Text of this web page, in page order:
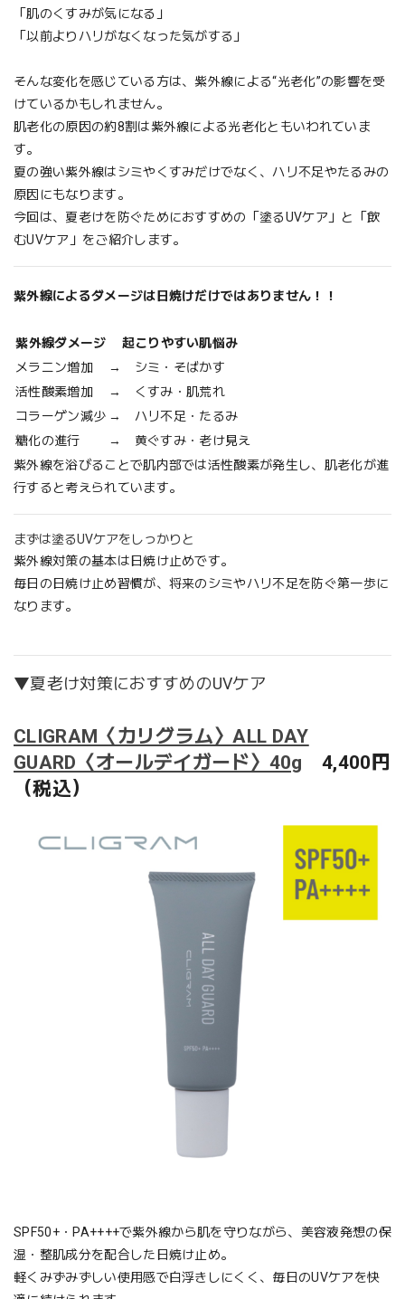
「肌のくすみが気になる」
「以前よりハリがなくなった気がする」
そんな変化を感じている方は、紫外線による“光老化”の影響を受
けているかもしれません。
肌老化の原因の約8割は紫外線による光老化ともいわれていま
す。
夏の強い紫外線はシミやくすみだけでなく、ハリ不足やたるみの
原因にもなります。
今回は、夏老けを防ぐためにおすすめの「塗るUVケア」と「飲
むUVケア」をご紹介します。
紫外線によるダメージは日焼けだけではありません！！
紫外線ダメージ
起こりやすい肌悩み
メラニン増加
→ シミ・そばかす
活性酸素増加
→ くすみ・肌荒れ
コラーゲン減少 → ハリ不足・たるみ
糖化の進行
→ 黄ぐすみ・老け見え
紫外線を浴びることで肌内部では活性酸素が発生し、肌老化が進
行すると考えられています。
まずは塗るUVケアをしっかりと
紫外線対策の基本は日焼け止めです。
毎日の日焼け止め習慣が、将来のシミやハリ不足を防ぐ第一歩に
なります。
▼夏老け対策におすすめのUVケア
CLIGRAM〈カリグラム〉ALL DAY
GUARD〈オールデイガード〉40g 4,400円
（税込）
SPF50+・PA++++で紫外線から肌を守りながら、美容液発想の保
湿・整肌成分を配合した日焼け止め。
軽くみずみずしい使用感で白浮きしにくく、毎日のUVケアを快